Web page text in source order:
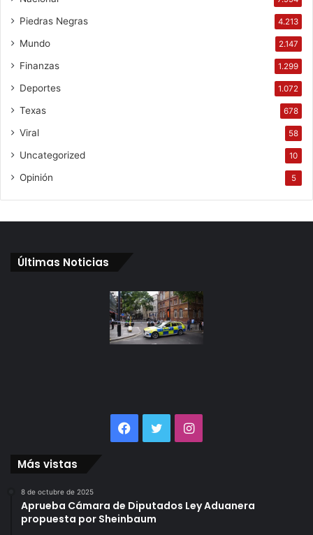
Piedras Negras 4.213
Mundo 2.147
Finanzas 1.299
Deportes 1.072
Texas 678
Viral 58
Uncategorized 10
Opinión 5
Últimas Noticias
Facebook
TwitterInstagram
Más vistas
8 de octubre de 2025
Aprueba Cámara de Diputados Ley Aduanera
propuesta por Sheinbaum